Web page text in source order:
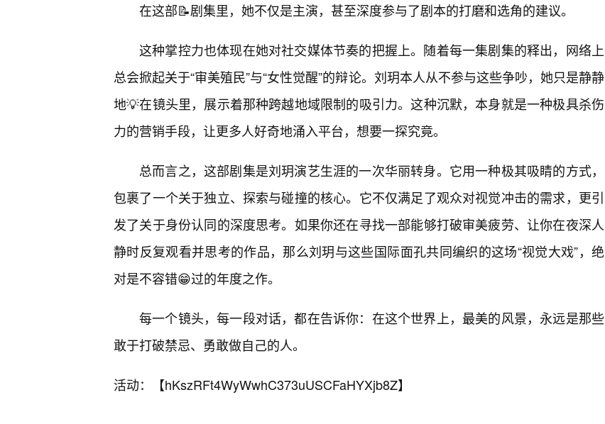
在这部📝剧集里，她不仅是主演，甚至深度参与了剧本的打磨和选角的建议。
这种掌控力也体现在她对社交媒体节奏的把握上。随着每一集剧集的释出，网络上
总会掀起关于“审美殖民”与“女性觉醒”的辩论。刘玥本人从不参与这些争吵，她只是静静
地💡在镜头里，展示着那种跨越地域限制的吸引力。这种沉默，本身就是一种极具杀伤
力的营销手段，让更多人好奇地涌入平台，想要一探究竟。
总而言之，这部剧集是刘玥演艺生涯的一次华丽转身。它用一种极其吸睛的方式，
包裹了一个关于独立、探索与碰撞的核心。它不仅满足了观众对视觉冲击的需求，更引
发了关于身份认同的深度思考。如果你还在寻找一部能够打破审美疲劳、让你在夜深人
静时反复观看并思考的作品，那么刘玥与这些国际面孔共同编织的这场“视觉大戏”，绝
对是不容错😁过的年度之作。
每一个镜头，每一段对话，都在告诉你：在这个世界上，最美的风景，永远是那些
敢于打破禁忌、勇敢做自己的人。
活动：【hKszRFt4WyWwhC373uUSCFaHYXjb8Z】